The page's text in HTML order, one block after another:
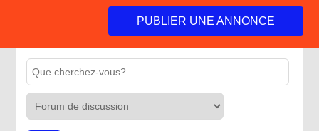
PUBLIER UNE ANNONCE